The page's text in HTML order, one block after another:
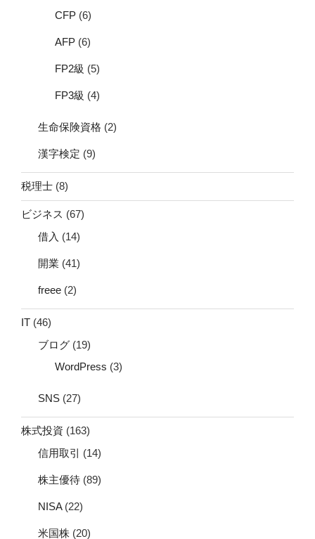
CFP (6)
AFP (6)
FP2級 (5)
FP3級 (4)
生命保険資格 (2)
漢字検定 (9)
税理士 (8)
ビジネス (67)
借入 (14)
開業 (41)
freee (2)
IT (46)
ブログ (19)
WordPress (3)
SNS (27)
株式投資 (163)
信用取引 (14)
株主優待 (89)
NISA(22)
米国株 (20)